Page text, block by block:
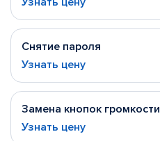
Снятие пароля
Узнать цену
Замена кнопок громкости
Узнать цену